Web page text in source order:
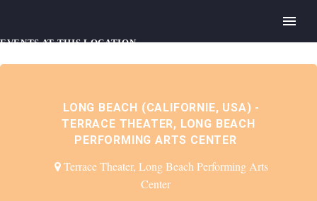
EVENTS AT THIS LOCATION
LONG BEACH (CALIFORNIE, USA) -
TERRACE THEATER, LONG BEACH
PERFORMING ARTS CENTER
Terrace Theater, Long Beach Performing Arts
Center